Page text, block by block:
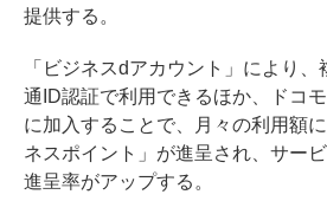
提供する。
「ビジネスdアカウント」により
通ID認証で利用できるほか、ドコ
に加入することで、月々の利用額
ネスポイント」が進呈され、サー
進呈率がアップする。